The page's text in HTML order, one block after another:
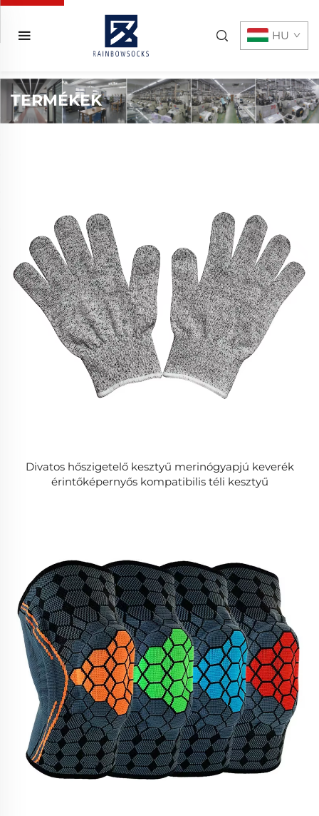
HU
TERMÉKEK
Divatos hőszigetelő kesztyű merinógyapjú keverék
érintőképernyős kompatibilis téli kesztyű